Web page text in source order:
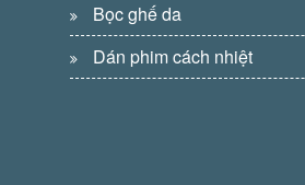
Bọc ghế da
Dán phim cách nhiệt